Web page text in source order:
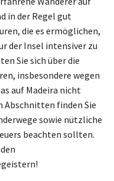
in der Regel gut
die es ermöglichen,
der Insel intensiver zu
Sie sich über die
insbesondere wegen
auf Madeira nicht
Abschnitten finden Sie
sowie nützliche
beachten sollten.